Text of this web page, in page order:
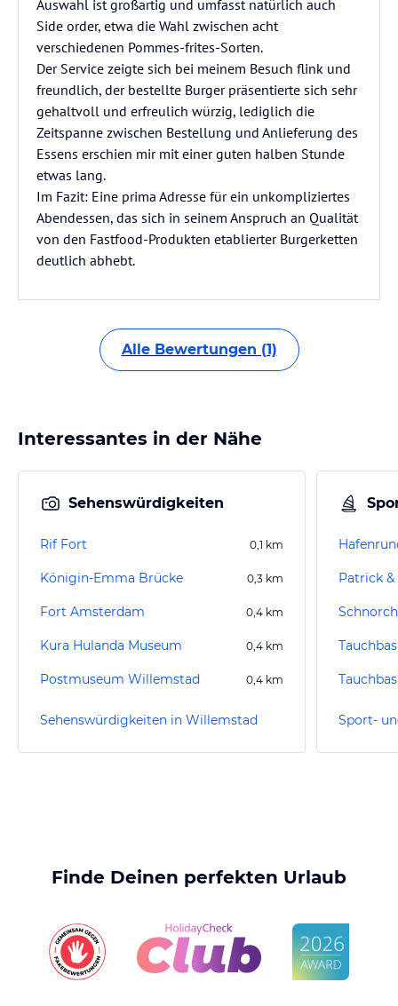
Auswahl ist großartig und umfasst natürlich auch
Side order, etwa die Wahl zwischen acht
verschiedenen Pommes-frites-Sorten.
Der Service zeigte sich bei meinem Besuch flink und
freundlich, der bestellte Burger präsentierte sich sehr
gehaltvoll und erfreulich würzig, lediglich die
Zeitspanne zwischen Bestellung und Anlieferung des
Essens erschien mir mit einer guten halben Stunde
etwas lang.
Im Fazit: Eine prima Adresse für ein unkompliziertes
Abendessen, das sich in seinem Anspruch an Qualität
von den Fastfood-Produkten etablierter Burgerketten
deutlich abhebt.
Alle Bewertungen (1)
Interessantes in der Nähe
Sehenswürdigkeiten
Rif Fort 0,1 km
Königin-Emma Brücke 0,3 km
Fort Amsterdam 0,4 km
Kura Hulanda Museum 0,4 km
Postmuseum Willemstad 0,4 km
Sehenswürdigkeiten in Willemstad
Patrick &
Finde Deinen perfekten Urlaub